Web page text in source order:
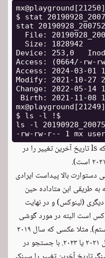
$ stat
stat
File:
  Size: 1828942   	Blocks: 3576       IO Block: 4096   regular file
Device: 253,0	Inode: 15409043    Links: 1
Access: (0664/-
Access: 2024-03-01
Modify: 2021-10-27
Change: 2022-05-14
Birth: 2021-11-08
$ ls -l !$
ls -l
از مقایسه‌ی خروجی stat با ls پیداست که ls تاریخ آخرین تغییر را در
دستوارت بالا پیداست ایرادی
طریقی این متاداده حین
(لینوکس) و در نهایت
است البته در مورد گوشی
سامسونگم از نوع فایل‌سیستم مطمئن نیستم). مثلا عکسی که سال ۲۰۱۹
گرفته شده است تغییر کرده است به سال ۲۰۲۱ یا ۲۰۲۳. با جستجو در